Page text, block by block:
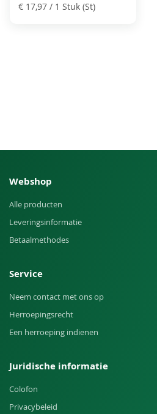
€ 17,97 / 1 Stuk (St)
Webshop
Alle producten
Leveringsinformatie
Betaalmethodes
Service
Neem contact met ons op
Herroepingsrecht
Een herroeping indienen
Juridische informatie
Colofon
Privacybeleid